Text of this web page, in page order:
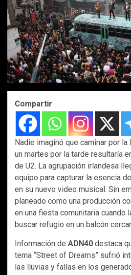
Compartir
Nadie imaginó que caminar por
un martes por la tarde resultaría
de U2. La agrupación irlandesa
equipo para capturar la esencia
en su nuevo video musical. Sin
planeado como una producción
en una fiesta comunitaria cuando
buscar refugio en un balcón
Información de ADN40 destaca
tema “Street of Dreams” sufrió
las lluvias y fallas en los